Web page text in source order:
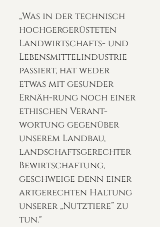
„Was in der technisch
hochgergerüsteten
Landwirtschafts- und
Lebensmittelindustrie
passiert, hat weder
etwas mit gesunder
Ernäh-rung noch einer
ethischen Verant-
wortung gegenüber
unserem Landbau,
landschaftsgerechter
Bewirtschaftung,
geschweige denn einer
artgerechten Haltung
unserer „Nutztiere” zu
tun."